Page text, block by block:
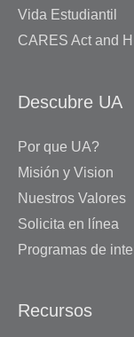
Vida Estudiantil
CARES Act and
Descubre UA
Por que UA?
Misión y Vision
Nuestros Valores
Solicita en línea
Programas de
Recursos